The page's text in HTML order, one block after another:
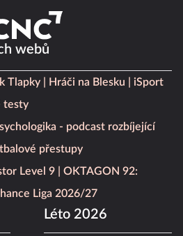
webů
Tlapky Hráči na Blesku
iSport
testy
- podcast rozbíjející
přestupy
Level 9
OKTAGON 92:
Liga 2026/27
Léto 2026